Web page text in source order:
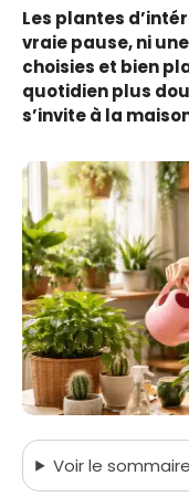
Les plantes
vraie pause, ni
choisies et bien
quotidien plus
s’invite à la
Voirle sommaire